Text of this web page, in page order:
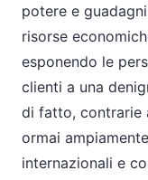
potere e
risorse
esponendo le
clienti a una
di fatto, contrarie
ormai
internazionali e